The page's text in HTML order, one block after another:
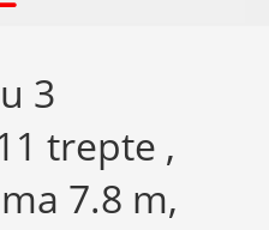
3
trepte ,
7.8 m,